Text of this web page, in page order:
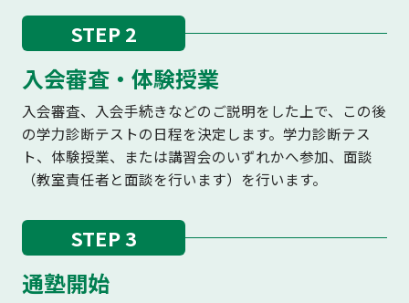
STEP 2
入会審査・体験授業
入会審査、入会手続きなどのご説明をした上で、この後
の学力診断テストの日程を決定します。学力診断テス
ト、体験授業、または講習会のいずれかへ参加、面談
（教室責任者と面談を行います）を行います。
STEP 3
通塾開始